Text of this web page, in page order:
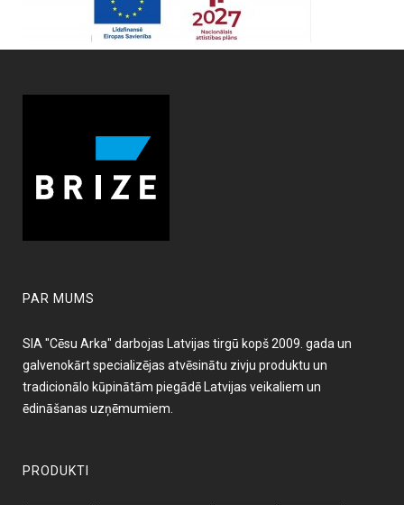
PAR MUMS
SIA "Cēsu Arka" darbojas Latvijas tirgū kopš 2009. gada un
galvenokārt specializējas atvēsinātu zivju produktu un
tradicionālo kūpinātām piegādē Latvijas veikaliem un
ēdināšanas uzņēmumiem.
PRODUKTI